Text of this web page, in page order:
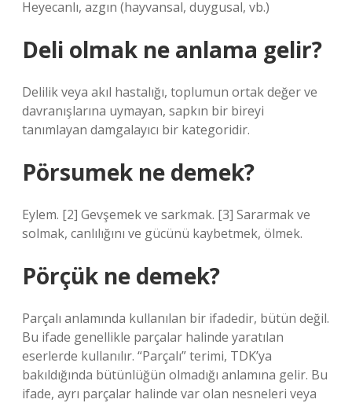
Heyecanlı, azgın (hayvansal, duygusal, vb.)
Deli olmak ne anlama gelir?
Delilik veya akıl hastalığı, toplumun ortak değer ve
davranışlarına uymayan, sapkın bir bireyi
tanımlayan damgalayıcı bir kategoridir.
Pörsumek ne demek?
Eylem. [2] Gevşemek ve sarkmak. [3] Sararmak ve
solmak, canlılığını ve gücünü kaybetmek, ölmek.
Pörçük ne demek?
Parçalı anlamında kullanılan bir ifadedir, bütün değil.
Bu ifade genellikle parçalar halinde yaratılan
eserlerde kullanılır. “Parçalı” terimi, TDK’ya
bakıldığında bütünlüğün olmadığı anlamına gelir. Bu
ifade, ayrı parçalar halinde var olan nesneleri veya